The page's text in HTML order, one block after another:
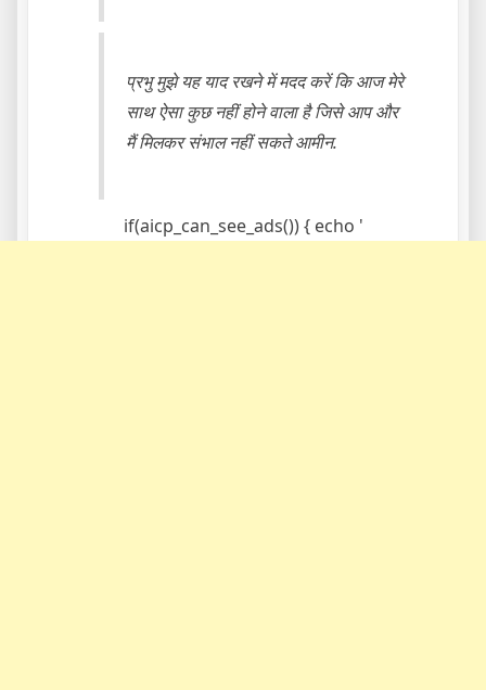
प्रभु मुझे यह याद रखने में मदद करें कि आज मेरे
साथ ऐसा कुछ नहीं होने वाला है जिसे आप और
मैं मिलकर संभाल नहीं सकते आमीन.
if(aicp_can_see_ads()) { echo '